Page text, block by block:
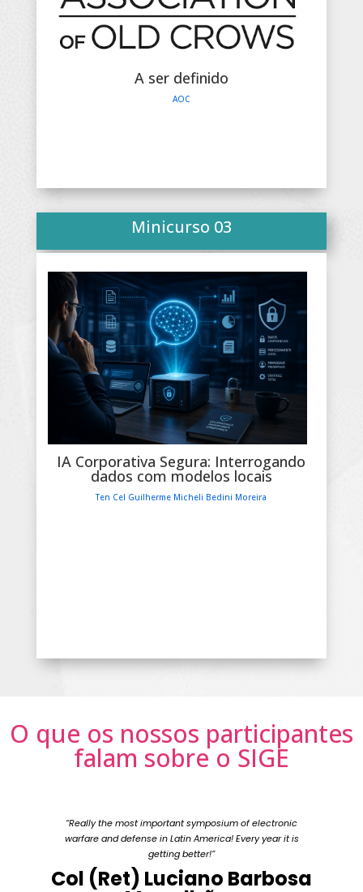
A ser definido
AOC
Minicurso 03
IA Corporativa Segura: Interrogando
dados com modelos locais
Ten Cel Guilherme Micheli Bedini Moreira
O que os nossos participantes
falam sobre o SIGE
“Really the most important symposium of electronic
warfare and defense in Latin America! Every year it is
getting better!”
Col (Ret) Luciano Barbosa